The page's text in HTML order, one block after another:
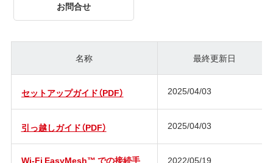
お問合せ
名称 最終更新日
セットアップガイド（PDF） 2025/04/03
引っ越しガイド（PDF） 2025/04/03
Wi-Fi EasyMesh™ での接続手
2022/05/19